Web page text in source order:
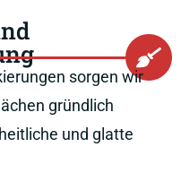
sorgen wir
gründlich
und glatte